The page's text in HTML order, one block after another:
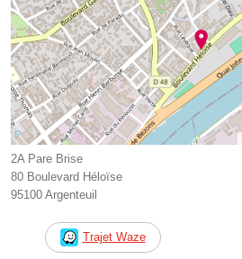
2A Pare Brise
80 Boulevard Héloïse
95100 Argenteuil
Trajet Waze